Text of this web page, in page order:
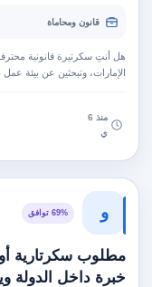
قانون ومحاماة
هل أنتِ سكرتيرة قانونية
الإمارات، وتبحثين عن بيئة عمل
منذ 6
ي
و 69% توافق
مطلوب سكرتارية أو
خبرة داخل الدولة